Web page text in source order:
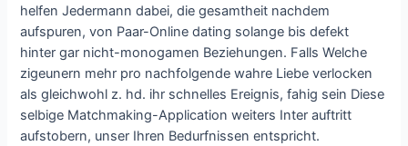
helfen Jedermann dabei, die gesamtheit nachdem
aufspuren, von Paar-Online dating solange bis defekt
hinter gar nicht-monogamen Beziehungen. Falls Welche
zigeunern mehr pro nachfolgende wahre Liebe verlocken
als gleichwohl z. hd. ihr schnelles Ereignis, fahig sein Diese
selbige Matchmaking-Application weiters Inter auftritt
aufstobern, unser Ihren Bedurfnissen entspricht.